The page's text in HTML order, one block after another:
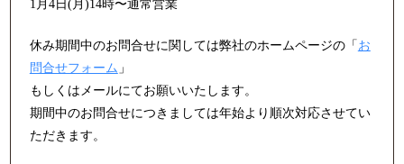
1月4日(月)14時〜通常営業
休み期間中のお問合せに関しては弊社のホームページの「 お
問合せフォーム 」
もしくはメールにてお願いいたします。
期間中のお問合せにつきましては年始より順次対応させてい
ただきます。